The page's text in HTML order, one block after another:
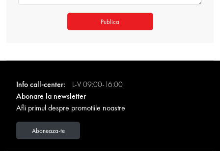
Publica
Info call-center:
L-V 09:00-16:00
Abonare la newsletter
Afli primul despre promotiile noastre
Aboneaza-te